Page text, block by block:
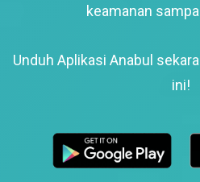
keamanan
Unduh Aplikasi Anabul
ini!